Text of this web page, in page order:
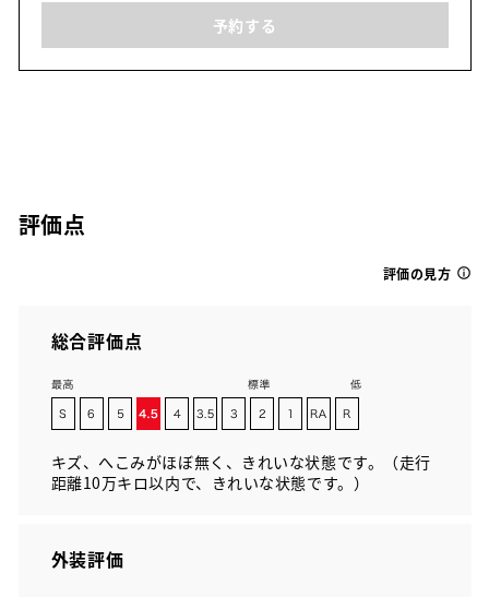
予約する
評価点
評価の見方
総合評価点
キズ、へこみがほぼ無く、きれいな状態です。（走行
距離10万キロ以内で、きれいな状態です。）
外装評価